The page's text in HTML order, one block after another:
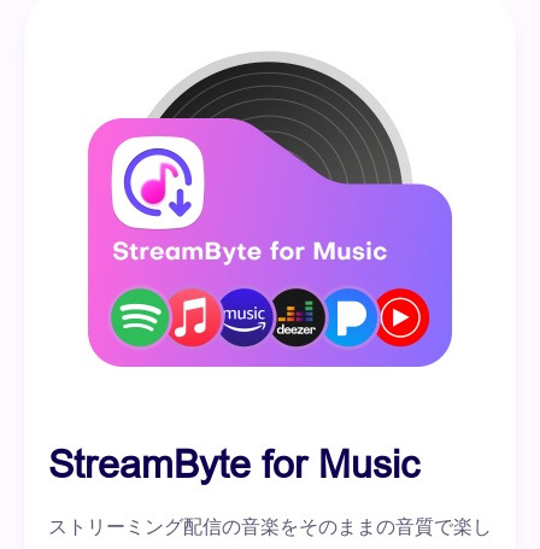
StreamByte for Music
ストリーミング配信の音楽をそのままの音質で楽し